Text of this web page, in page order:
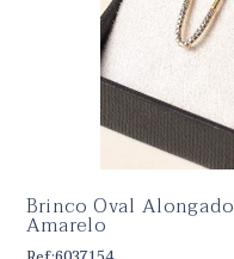
Brinco Oval
Amarelo